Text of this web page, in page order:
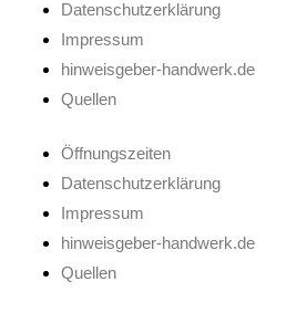
Datenschutzerklärung
Impressum
hinweisgeber-handwerk.de
Quellen
Öffnungszeiten
Datenschutzerklärung
Impressum
hinweisgeber-handwerk.de
Quellen